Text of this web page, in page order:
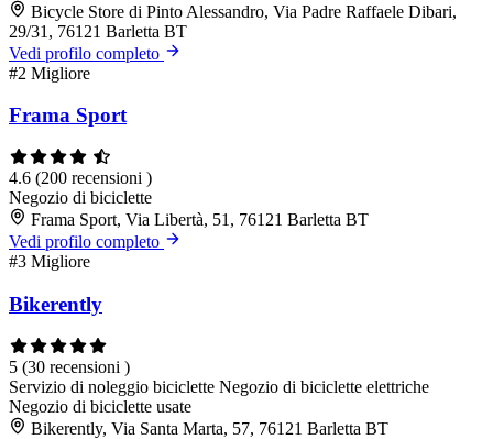
Bicycle Store di Pinto Alessandro, Via Padre Raffaele Dibari,
29/31, 76121 Barletta BT
Vedi profilo completo
#2 Migliore
Frama Sport
4.6 (200 recensioni )
Negozio di biciclette
Frama Sport, Via Libertà, 51, 76121 Barletta BT
Vedi profilo completo
#3 Migliore
Bikerently
5 (30 recensioni )
Servizio di noleggio biciclette Negozio di biciclette elettriche
Negozio di biciclette usate
Bikerently, Via Santa Marta, 57, 76121 Barletta BT